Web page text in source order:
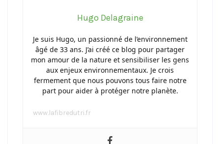
Hugo Delagraine
Je suis Hugo, un passionné de l’environnement
âgé de 33 ans. J’ai créé ce blog pour partager
mon amour de la nature et sensibiliser les gens
aux enjeux environnementaux. Je crois
fermement que nous pouvons tous faire notre
part pour aider à protéger notre planète.
www.lafibredutri.fr